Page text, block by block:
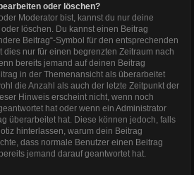
oder löschen?
Moderator bist, kannst du nur deine
löschen. Du kannst einen Beitrag
Beitrag“-Symbol für den entsprechenden
dies nur für einen begrenzten Zeitraum nach
bereits jemand auf deinen Beitrag
in der Themenansicht als überarbeitet
die Anzahl als auch der letzte Zeitpunkt der
Hinweis erscheint nicht, wenn noch
hat oder wenn ein Administrator
überarbeitet hat. Diese können jedoch, falls
hinterlassen, warum dein Beitrag
dass normale Benutzer einen Beitrag
jemand darauf geantwortet hat.